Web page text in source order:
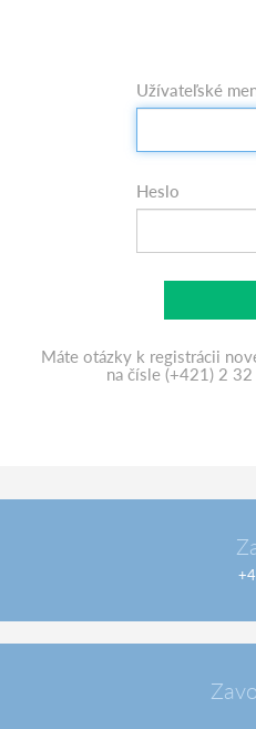
Užívateľské
Heslo
Máte otázky k registrácii
na čísle (+421) 2